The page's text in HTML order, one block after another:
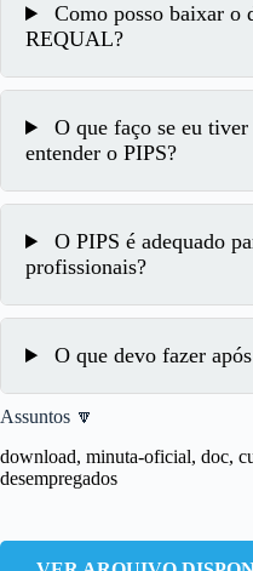
Como posso baixar o
REQUAL?
O que faço se eu
entender o PIPS?
O PIPS é adequado
profissionais?
O que devo fazer
Assuntos 🔽
download, minuta-oficial, doc,
desempregados